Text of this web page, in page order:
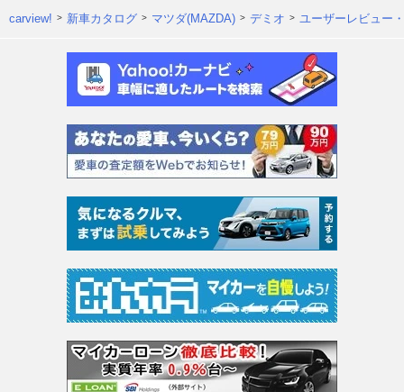
carview! 新車カタログ マツダ(MAZDA) デミオ ユーザーレビュー